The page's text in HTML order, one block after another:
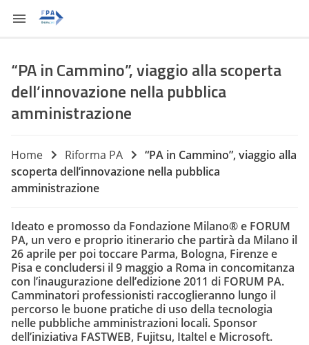
“PA in Cammino”, viaggio alla scoperta
dell’innovazione nella pubblica
amministrazione
Home Riforma PA
“PA in Cammino”, viaggio alla
scoperta dell’innovazione nella pubblica
amministrazione
Ideato e promosso da Fondazione Milano® e FORUM
PA, un vero e proprio itinerario che partirà da Milano il
26 aprile per poi toccare Parma, Bologna, Firenze e
Pisa e concludersi il 9 maggio a Roma in concomitanza
con l’inaugurazione dell’edizione 2011 di FORUM PA.
Camminatori professionisti raccoglieranno lungo il
percorso le buone pratiche di uso della tecnologia
nelle pubbliche amministrazioni locali. Sponsor
dell’iniziativa FASTWEB, Fujitsu, Italtel e Microsoft.